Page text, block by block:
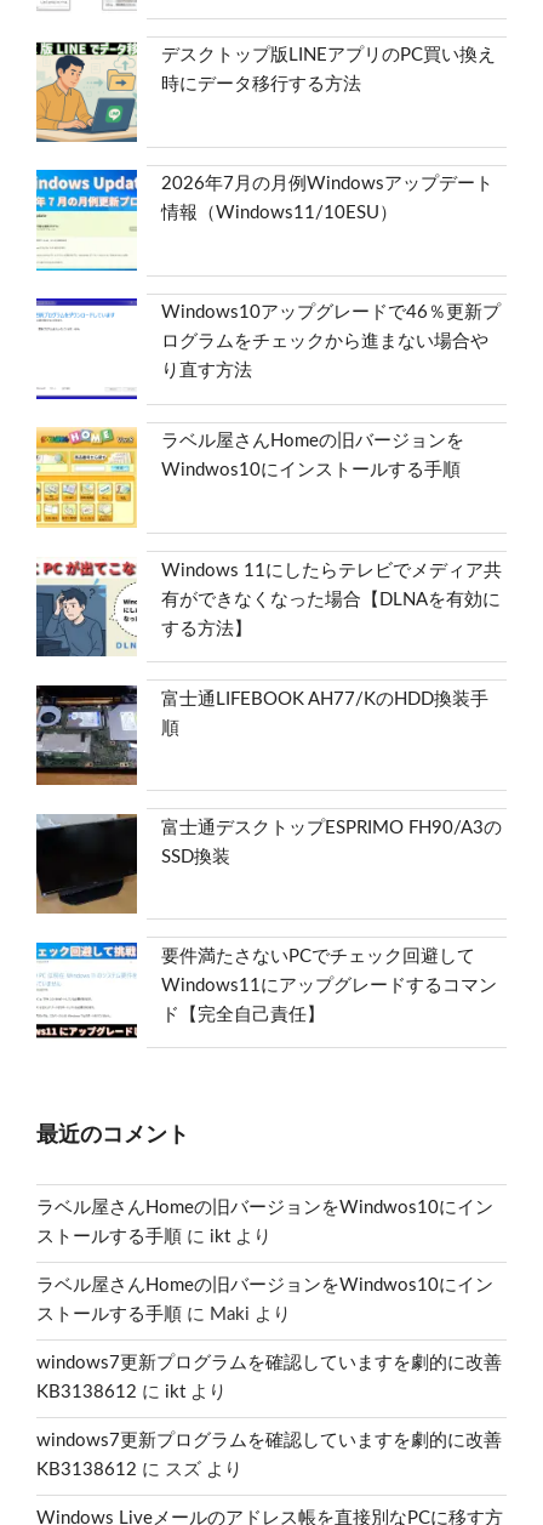
デスクトップ版LINEアプリのPC買い換え
時にデータ移行する方法
2026年7月の月例Windowsアップデート
情報（Windows11/10ESU）
Windows10アップグレードで46％更新プ
ログラムをチェックから進まない場合や
り直す方法
ラベル屋さんHomeの旧バージョンを
Windwos10にインストールする手順
Windows 11にしたらテレビでメディア共
有ができなくなった場合【DLNAを有効に
する方法】
富士通LIFEBOOK AH77/KのHDD換装手
順
富士通デスクトップESPRIMO FH90/A3の
SSD換装
要件満たさないPCでチェック回避して
Windows11にアップグレードするコマン
ド【完全自己責任】
最近のコメント
ラベル屋さんHomeの旧バージョンをWindwos10にイン
ストールする手順 に ikt より
ラベル屋さんHomeの旧バージョンをWindwos10にイン
ストールする手順 に Maki より
windows7更新プログラムを確認していますを劇的に改善
KB3138612 に ikt より
windows7更新プログラムを確認していますを劇的に改善
KB3138612 に スズ より
Windows Liveメールのアドレス帳を直接別なPCに移す方